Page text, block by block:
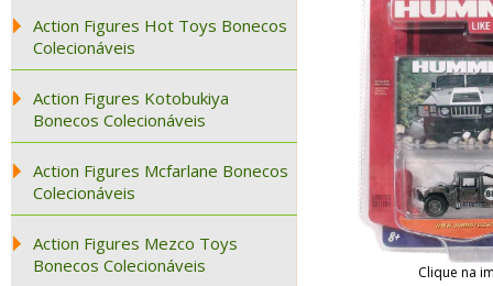
Action Figures Hot Toys Bonecos
Colecionáveis
Action Figures Kotobukiya
Bonecos Colecionáveis
Action Figures Mcfarlane Bonecos
Colecionáveis
Action Figures Mezco Toys
Bonecos Colecionáveis
Clique na